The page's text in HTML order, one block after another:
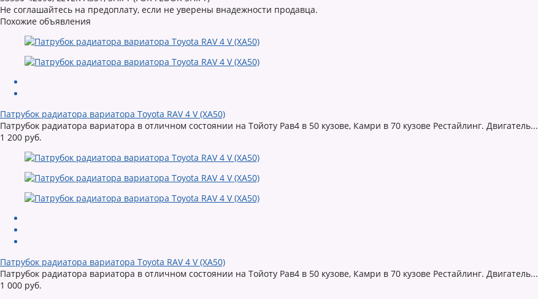
Не соглашайтесь на предоплату, если не уверены внадежности продавца.
Похожие объявления
Патрубок радиатора вариатора Toyota RAV 4 V (XA50)
Патрубок радиатора вариатора в отличном состоянии на Тойоту Рав4 в 50 кузове, Камри в 70 кузове Рестайлинг. Двигатель...
1 200 руб.
Патрубок радиатора вариатора Toyota RAV 4 V (XA50)
Патрубок радиатора вариатора в отличном состоянии на Тойоту Рав4 в 50 кузове, Камри в 70 кузове Рестайлинг. Двигатель...
1 000 руб.